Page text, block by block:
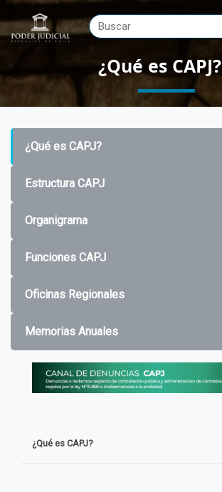
¿Qué es CAPJ?
¿Qué es CAPJ?
Estructura CAPJ
Organigrama
Funciones CAPJ
Oficinas Regionales
Memorias Anuales
¿Qué es CAPJ?